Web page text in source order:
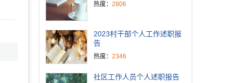
热度： 2806
2023村干部个人工作述职报
告
热度： 2346
社区工作人员个人述职报告